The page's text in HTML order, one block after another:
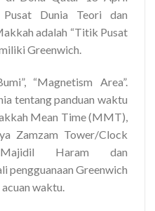
Dunia Teori dan
adalah “Titik Pusat
Greenwich.
“Magnetism Area”.
tentang panduan waktu
Mean Time (MMT),
Zamzam Tower/Clock
Haram dan
pengguanaan Greenwich
waktu.